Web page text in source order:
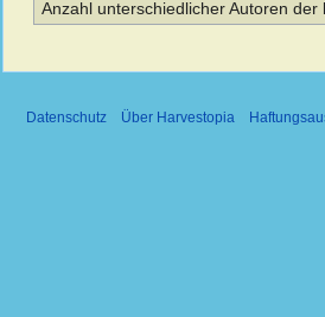
Anzahl unterschiedlicher Autoren
Datenschutz Über Harvestopia